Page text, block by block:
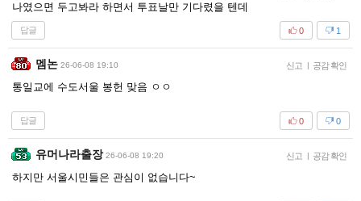
나였으면 두고봐라 하면서 투표날만 기다렸을 텐데
답글 1
0
멤논 26-06-08 19:10 신고 | 공감 확인
통일교에 수도서울 봉헌 맞음 ㅇㅇ
답글 0
0
유머나라출장 26-06-08 19:20 신고 | 공감 확인
하지만 서울시민들은 관심이 없습니다~